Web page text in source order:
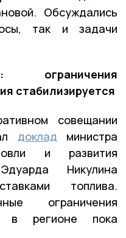
Обсуждались
так и задачи
ограничения
стабилизируется
совещании
доклад министра
и развития
Никулина
топлива.
ограничения
в регионе пока